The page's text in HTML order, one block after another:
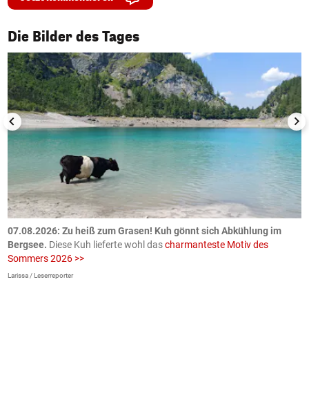
Die Bilder des Tages
1/50
07.08.2026: Zu heiß zum Grasen! Kuh gönnt sich Abkühlung im
Bergsee. Diese Kuh lieferte wohl dascharmanteste Motiv des
Sommers 2026 >>
Larissa / Leserreporter